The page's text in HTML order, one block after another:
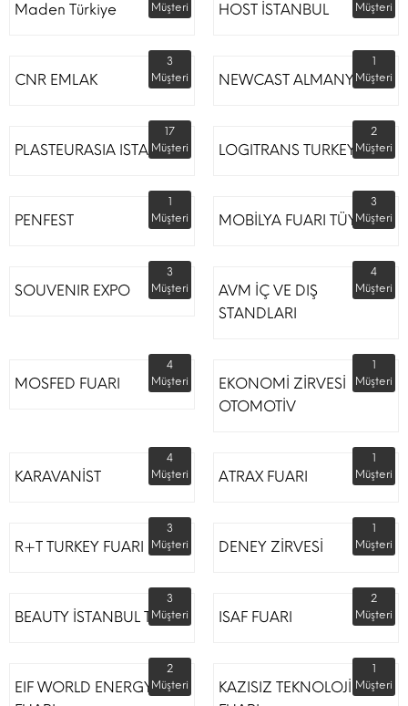
Maden Türkiye
Müşteri
HOST İSTANBUL
Müşteri
CNR EMLAK
3
Müşteri
NEWCAST ALMANYA
1
Müşteri
PLASTEURASIA ISTANBUL
17
Müşteri
LOGITRANS TURKEY
2
Müşteri
PENFEST
1
Müşteri
MOBİLYA FUARI TÜYAP
3
Müşteri
SOUVENIR EXPO
3
Müşteri
AVM İÇ VE DIŞ
STANDLARI
4
Müşteri
MOSFED FUARI
4
Müşteri
EKONOMİ ZİRVESİ
OTOMOTİV
1
Müşteri
KARAVANİST
4
Müşteri
ATRAX FUARI
1
Müşteri
R+T TURKEY FUARI
3
Müşteri
DENEY ZİRVESİ
1
Müşteri
BEAUTY İSTANBUL TÜYAP
3
Müşteri
ISAF FUARI
2
Müşteri
EIF WORLD ENERGY
2
Müşteri
KAZISIZ TEKNOLOJİLER
1
Müşteri